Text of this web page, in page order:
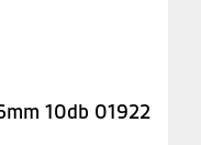
10db 01922